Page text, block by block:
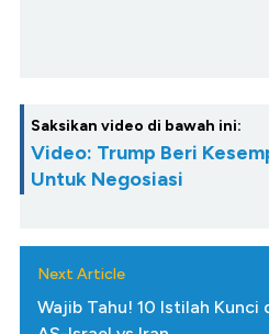
Saksikan video di bawah ini:
Video: Trump Beri
Untuk Negosiasi
Next Article
Wajib Tahu! 10 Istilah Kunci